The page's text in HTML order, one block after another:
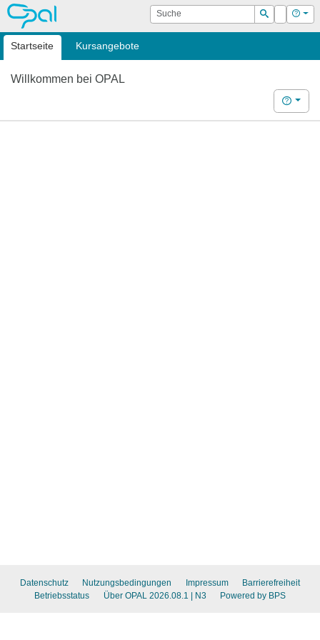
OPAL Suche
Suchen
Login Hilfe
Startseite Kursangebote
Willkommen bei OPAL
Hilfe
Datenschutz Nutzungsbedingungen Impressum
Barrierefreiheit
Betriebsstatus
Über OPAL 2026.08.1 | N3 Powered by BPS